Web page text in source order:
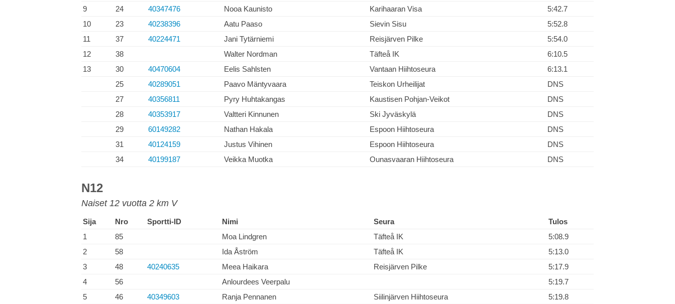
9
24 40347476 Nooa Kaunisto Karihaaran Visa
5:42.7
10
23 40238396 Aatu Paaso Sievin Sisu
5:52.8
11
37 40224471 Jani Tytärniemi Reisjärven Pilke
5:54.0
12
38 Walter Nordman Täfteå IK
6:10.5
13
30 40470604 Eelis Sahlsten Vantaan Hiihtoseura
6:13.1
25
40289051 Paavo Mäntyvaara Teiskon Urheilijat
DNS
27
40356811 Pyry Huhtakangas Kaustisen Pohjan-Veikot
DNS
28
40353917 Valtteri Kinnunen Ski Jyväskylä
DNS
29
60149282 Nathan Hakala Espoon Hiihtoseura
DNS
31
40124159 Justus Vihinen Espoon Hiihtoseura
DNS
34
40199187 Veikka Muotka Ounasvaaran Hiihtoseura DNS
N12
Naiset 12 vuotta 2 km V
Sija Nro Sportti-ID Nimi Seura
Tulos
1
85 Moa Lindgren Täfteå IK
5:08.9
2
58 Ida Åström Täfteå IK
5:13.0
3
48 40240635 Meea Haikara Reisjärven Pilke
5:17.9
4
56 Anlourdees Veerpalu
5:19.7
5
46 40349603 Ranja Pennanen Siilinjärven Hiihtoseura
5:19.8